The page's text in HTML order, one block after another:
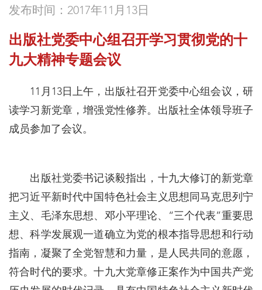
发布时间：2017年11月13日
出版社党委中心组召开学习贯彻党的十
九大精神专题会议
11月13日上午，出版社召开党委中心组会议，研
读学习新党章，增强党性修养。出版社全体领导班子
成员参加了会议。
出版社党委书记谈毅指出，十九大修订的新党章
把习近平新时代中国特色社会主义思想同马克思列宁
主义、毛泽东思想、邓小平理论、“三个代表”重要思
想、科学发展观一道确立为党的根本指导思想和行动
指南，凝聚了全党智慧和力量，是人民共同的意愿，
符合时代的要求。十九大党章修正案作为中国共产党